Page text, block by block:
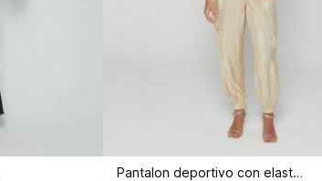
Pantalon deportivo con elastico